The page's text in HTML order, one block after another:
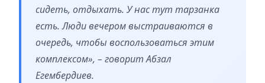
сидеть, отдыхать. У нас тут тарзанка
есть. Люди вечером выстраиваются в
очередь, чтобы воспользоваться этим
комплексом», – говорит Абзал
Егембердиев.